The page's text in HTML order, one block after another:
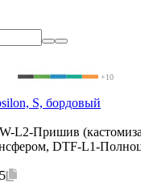
+10
S, бордовый
L2-Пришив
DTF-L1-